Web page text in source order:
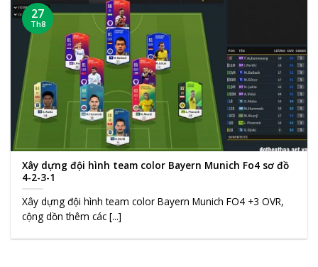
Xây dựng đội hình team color Bayern Munich Fo4 sơ đồ
4-2-3-1
Xây dựng đội hình team color Bayern Munich FO4 +3 OVR,
cộng dồn thêm các [...]
27
Th8